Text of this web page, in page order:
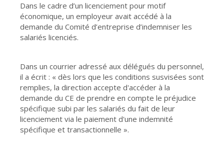
Dans le cadre d’un licenciement pour motif
économique, un employeur avait accédé à la
demande du Comité d’entreprise d’indemniser les
salariés licenciés.
Dans un courrier adressé aux délégués du personnel,
il a écrit : « dès lors que les conditions susvisées sont
remplies, la direction accepte d'accéder à la
demande du CE de prendre en compte le préjudice
spécifique subi par les salariés du fait de leur
licenciement via le paiement d'une indemnité
spécifique et transactionnelle ».